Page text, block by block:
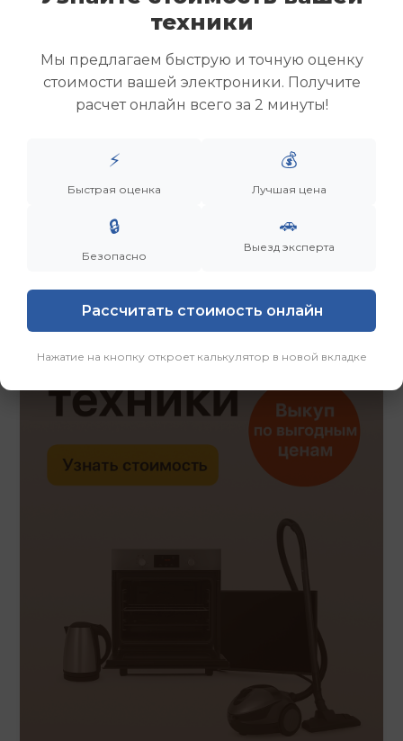
Скупка ноутбуков
Скупка ультрабуков
Скупка игровых ноутбуков
Скупка рабочих ноутбуков
Скупка старых ноутбуков (б/у)
Заказать Смотреть еще
техники
Мы предлагаем быструю и точную оценку
стоимости вашей электроники. Получите
расчет онлайн всего за 2 минуты!
⚡
Быстрая оценка
💰
Лучшая цена
🔒
Безопасно
🚗
Выезд эксперта
Рассчитать стоимость онлайн
Нажатие на кнопку откроет калькулятор в новой вкладке